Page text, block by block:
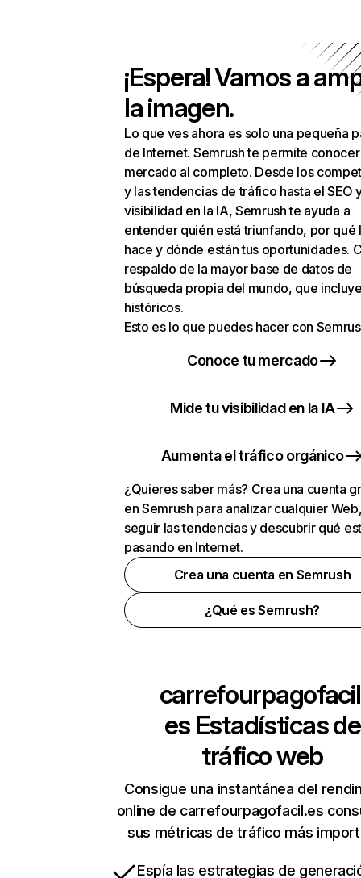
¡Espera! Vamos a
la imagen.
Lo que ves ahora es solo una pequeña
de Internet. Semrush te permite
mercado al completo. Desde los
y las tendencias de tráfico hasta el SEO
visibilidad en la IA, Semrush te ayuda a
entender quién está triunfando, por qué
hace y dónde están tus oportunidades.
respaldo de la mayor base de datos de
búsqueda propia del mundo, que
históricos.
Esto es lo que puedes hacer con
Conoce tu mercado
Mide tu visibilidad en la IA
Aumenta el tráfico orgánico
¿Quieres saber más? Crea una cuenta
en Semrush para analizar cualquier
seguir las tendencias y descubrir qué
pasando en Internet.
Crea una cuenta en Semrush
¿Qué es Semrush?
esEstadísticas de
tráfico web
Consigue una instantánea del
online de carrefourpagofacil.es
sus métricas de tráfico más
Espía las estrategias de